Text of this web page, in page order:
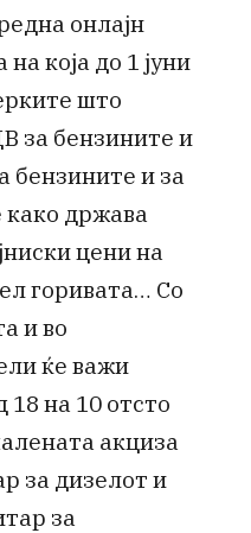
онлајн
која до 1 јуни
што
за бензините и
бензините и за
како држава
цени на
горивата… Со
и во
ќе важи
на 10 отсто
акциза
за дизелот и
за